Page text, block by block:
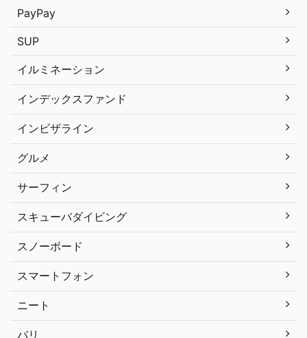
PayPay
SUP
イルミネーション
インデックスファンド
インビザライン
グルメ
サーフィン
スキューバダイビング
スノーボード
スマートフォン
ニート
バリ